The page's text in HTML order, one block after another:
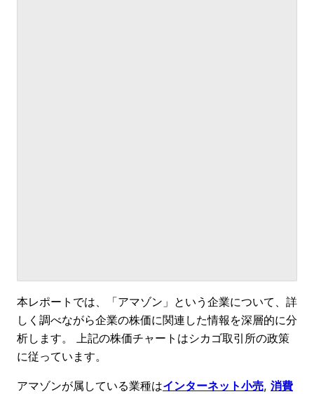
本レポートでは、「アマゾン」という企業について、詳
しく調べながら企業の株価に関連した情報を深層的に分
析します。 上記の株価チャートはシカゴ取引所の政策
に従っています。
アマゾンが属している業種はインターネット小売, 消費